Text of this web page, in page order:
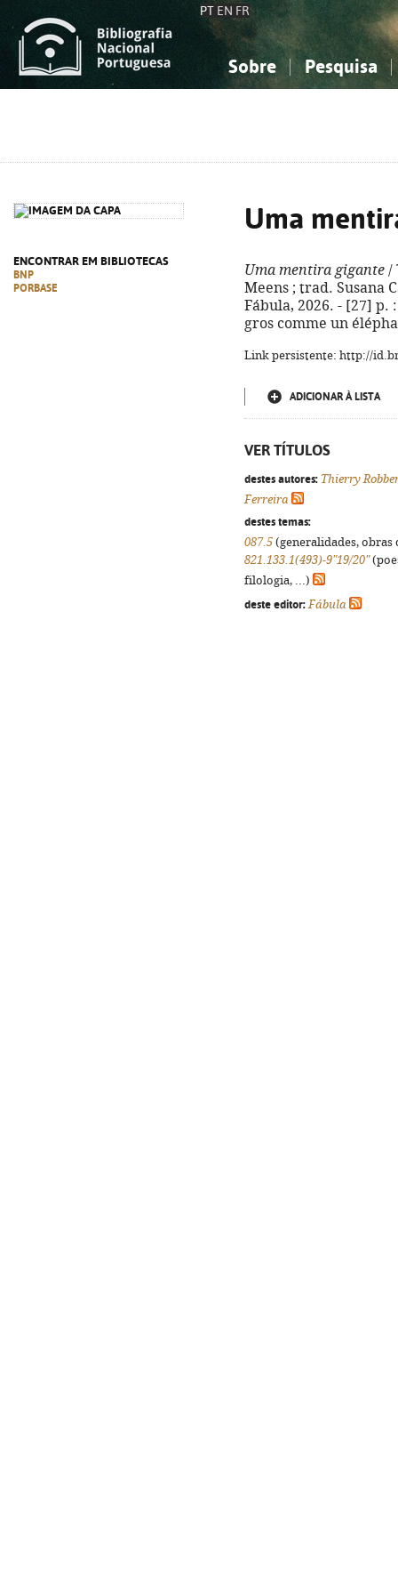
PT EN FR
Sobre Pesquisa
ENCONTRAR EM BIBLIOTECAS
BNP
PORBASE
Uma
Uma mentira gigante /
Meens ; trad. Susana
Fábula, 2026. - [27] p.
gros comme un
Link persistente: http://
ADICIONAR À LISTA
VER TÍTULOS
destes autores: Thierry
Ferreira
destes temas:
087.5 (generalidades,
821.133.1(493)-9"19/20"
filologia, ...)
deste editor: Fábula